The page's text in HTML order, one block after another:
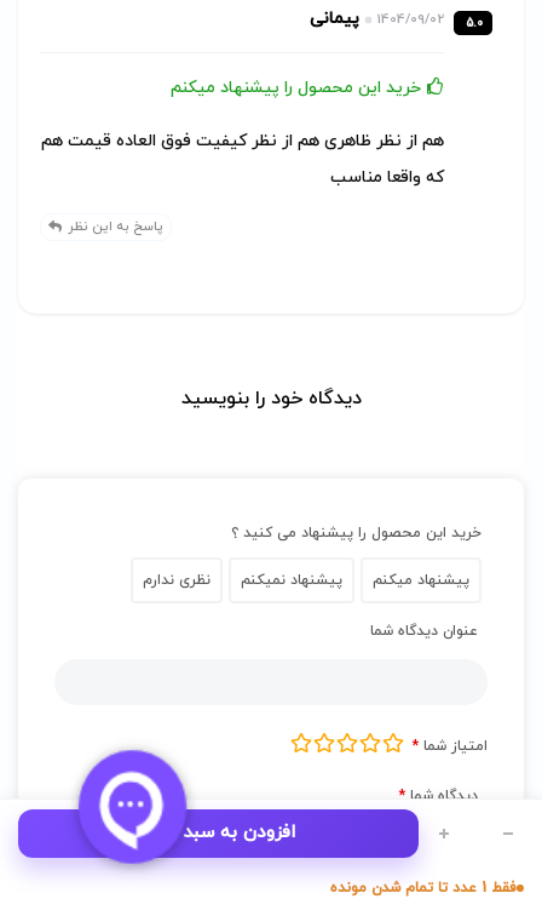
دسته بندی ها فروشگاه
هوشمند
افزودن به سبد خرید
فقط 1 عدد تا تمام شدن مونده
5.0
1404/09/02 پیمانی
خرید این محصول را پیشنهاد میکنم
هم از نظر ظاهری هم از نظر کیفیت فوق العاده قیمت هم
که واقعا مناسب
پاسخ به این نظر
دیدگاه خود را بنویسید
خرید این محصول را پیشنهاد می کنید ؟
پیشنهاد میکنم پیشنهاد نمیکنم نظری ندارم
عنوان دیدگاه شما
امتیاز شما *
دیدگاه شما *